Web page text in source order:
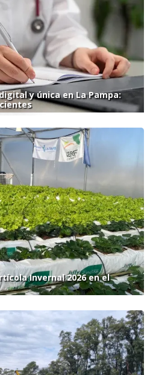
y única en La Pampa:
Invernal 2026 en el